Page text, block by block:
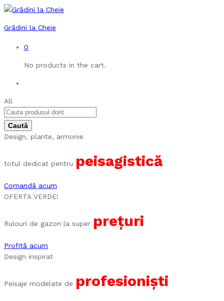
Grădini la Cheie
0
No products in the cart.
All
Design, plante, armonie
totul dedicat pentru peisagistică
Comandă acum
OFERTA VERDE!
Rulouri de gazon la super prețuri
Profită acum
Design inspirat
Peisaje modelate de profesioniști